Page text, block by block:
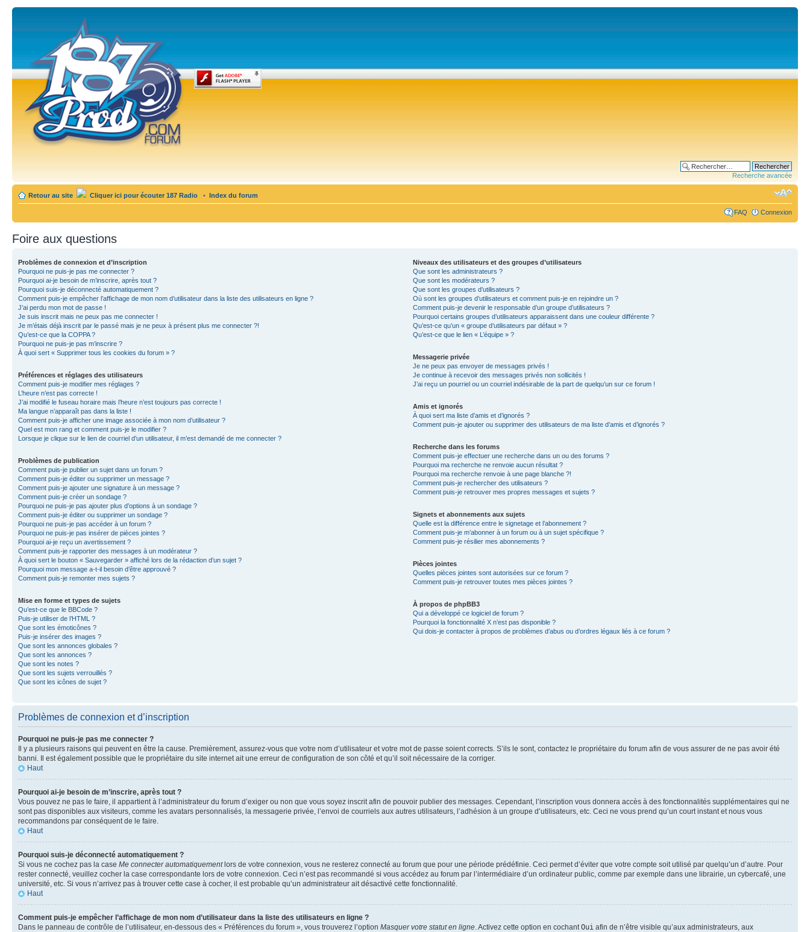
Recherche avancée
Retour au site Cliquer ici pour écouter 187 Radio • Index du forum
FAQ Connexion
Foire aux questions
Problèmes de connexion et d’inscription
Pourquoi ne puis-je pas me connecter ?
Pourquoi ai-je besoin de m’inscrire, après tout ?
Pourquoi suis-je déconnecté automatiquement ?
Comment puis-je empêcher l’affichage de mon nom d’utilisateur dans la liste des utilisateurs en ligne ?
J’ai perdu mon mot de passe !
Je suis inscrit mais ne peux pas me connecter !
Je m’étais déjà inscrit par le passé mais je ne peux à présent plus me connecter ?!
Qu’est-ce que la COPPA ?
Pourquoi ne puis-je pas m’inscrire ?
À quoi sert « Supprimer tous les cookies du forum » ?
Préférences et réglages des utilisateurs
Comment puis-je modifier mes réglages ?
L’heure n’est pas correcte !
J’ai modifié le fuseau horaire mais l’heure n’est toujours pas correcte !
Ma langue n’apparaît pas dans la liste !
Comment puis-je afficher une image associée à mon nom d’utilisateur ?
Quel est mon rang et comment puis-je le modifier ?
Lorsque je clique sur le lien de courriel d’un utilisateur, il m’est demandé de me connecter ?
Problèmes de publication
Comment puis-je publier un sujet dans un forum ?
Comment puis-je éditer ou supprimer un message ?
Comment puis-je ajouter une signature à un message ?
Comment puis-je créer un sondage ?
Pourquoi ne puis-je pas ajouter plus d’options à un sondage ?
Comment puis-je éditer ou supprimer un sondage ?
Pourquoi ne puis-je pas accéder à un forum ?
Pourquoi ne puis-je pas insérer de pièces jointes ?
Pourquoi ai-je reçu un avertissement ?
Comment puis-je rapporter des messages à un modérateur ?
À quoi sert le bouton « Sauvegarder » affiché lors de la rédaction d’un sujet ?
Pourquoi mon message a-t-il besoin d’être approuvé ?
Comment puis-je remonter mes sujets ?
Mise en forme et types de sujets
Qu’est-ce que le BBCode ?
Puis-je utiliser de l’HTML ?
Que sont les émoticônes ?
Puis-je insérer des images ?
Que sont les annonces globales ?
Que sont les annonces ?
Que sont les notes ?
Que sont les sujets verrouillés ?
Que sont les icônes de sujet ?
Niveaux des utilisateurs et des groupes d’utilisateurs
Que sont les administrateurs ?
Que sont les modérateurs ?
Que sont les groupes d’utilisateurs ?
Où sont les groupes d’utilisateurs et comment puis-je en rejoindre un ?
Comment puis-je devenir le responsable d’un groupe d’utilisateurs ?
Pourquoi certains groupes d’utilisateurs apparaissent dans une couleur différente ?
Qu’est-ce qu’un « groupe d’utilisateurs par défaut » ?
Qu’est-ce que le lien « L’équipe » ?
Messagerie privée
Je ne peux pas envoyer de messages privés !
Je continue à recevoir des messages privés non sollicités !
J’ai reçu un pourriel ou un courriel indésirable de la part de quelqu’un sur ce forum !
Amis et ignorés
À quoi sert ma liste d’amis et d’ignorés ?
Comment puis-je ajouter ou supprimer des utilisateurs de ma liste d’amis et d’ignorés ?
Recherche dans les forums
Comment puis-je effectuer une recherche dans un ou des forums ?
Pourquoi ma recherche ne renvoie aucun résultat ?
Pourquoi ma recherche renvoie à une page blanche ?!
Comment puis-je rechercher des utilisateurs ?
Comment puis-je retrouver mes propres messages et sujets ?
Signets et abonnements aux sujets
Quelle est la différence entre le signetage et l’abonnement ?
Comment puis-je m’abonner à un forum ou à un sujet spécifique ?
Comment puis-je résilier mes abonnements ?
Pièces jointes
Quelles pièces jointes sont autorisées sur ce forum ?
Comment puis-je retrouver toutes mes pièces jointes ?
À propos de phpBB3
Qui a développé ce logiciel de forum ?
Pourquoi la fonctionnalité X n’est pas disponible ?
Qui dois-je contacter à propos de problèmes d’abus ou d’ordres légaux liés à ce forum ?
Problèmes de connexion et d’inscription
Pourquoi ne puis-je pas me connecter ?
Il y a plusieurs raisons qui peuvent en être la cause. Premièrement, assurez-vous que votre nom d’utilisateur et votre mot de passe soient corrects. S’ils le sont, contactez le propriétaire du forum afin de vous assurer de ne pas avoir été
banni. Il est également possible que le propriétaire du site internet ait une erreur de configuration de son côté et qu’il soit nécessaire de la corriger.
Haut
Pourquoi ai-je besoin de m’inscrire, après tout ?
Vous pouvez ne pas le faire, il appartient à l’administrateur du forum d’exiger ou non que vous soyez inscrit afin de pouvoir publier des messages. Cependant, l’inscription vous donnera accès à des fonctionnalités supplémentaires qui ne
sont pas disponibles aux visiteurs, comme les avatars personnalisés, la messagerie privée, l’envoi de courriels aux autres utilisateurs, l’adhésion à un groupe d’utilisateurs, etc. Ceci ne vous prend qu’un court instant et nous vous
recommandons par conséquent de le faire.
Haut
Pourquoi suis-je déconnecté automatiquement ?
Si vous ne cochez pas la case Me connecter automatiquementlors de votre connexion, vous ne resterez connecté au forum que pour une période prédéfinie. Ceci permet d’éviter que votre compte soit utilisé par quelqu’un d’autre. Pour
rester connecté, veuillez cocher la case correspondante lors de votre connexion. Ceci n’est pas recommandé si vous accédez au forum par l’intermédiaire d’un ordinateur public, comme par exemple dans une librairie, un cybercafé, une
université, etc. Si vous n’arrivez pas à trouver cette case à cocher, il est probable qu’un administrateur ait désactivé cette fonctionnalité.
Haut
Comment puis-je empêcher l’affichage de mon nom d’utilisateur dans la liste des utilisateurs en ligne ?
Dans le panneau de contrôle de l’utilisateur, en-dessous des « Préférences du forum », vous trouverez l’option Masquer votre statut en ligne. Activez cette option en cochantOui afin de n’être visible qu’aux administrateurs, aux